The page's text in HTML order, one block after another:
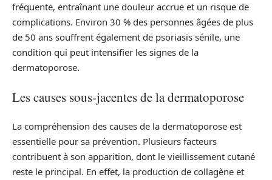
fréquente, entraînant une douleur accrue et un risque de
complications. Environ 30 % des personnes âgées de plus
de 50 ans souffrent également de psoriasis sénile, une
condition qui peut intensifier les signes de la
dermatoporose.
Les causes sous-jacentes de la dermatoporose
La compréhension des causes de la dermatoporose est
essentielle pour sa prévention. Plusieurs facteurs
contribuent à son apparition, dont le vieillissement cutané
reste le principal. En effet, la production de collagène et